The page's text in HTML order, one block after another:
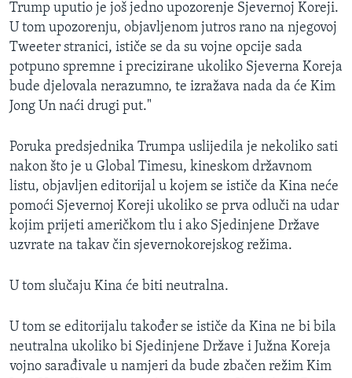
Trump uputio je još jedno upozorenje Sjevernoj Koreji.
U tom upozorenju, objavljenom jutros rano na njegovoj
Tweeter stranici, ističe se da su vojne opcije sada
potpuno spremne i precizirane ukoliko Sjeverna Koreja
bude djelovala nerazumno, te izražava nada da će Kim
Jong Un naći drugi put."
Poruka predsjednika Trumpa uslijedila je nekoliko sati
nakon što je u Global Timesu, kineskom državnom
listu, objavljen editorijal u kojem se ističe da Kina neće
pomoći Sjevernoj Koreji ukoliko se prva odluči na udar
kojim prijeti američkom tlu i ako Sjedinjene Države
uzvrate na takav čin sjevernokorejskog režima.
U tom slučaju Kina će biti neutralna.
U tom se editorijalu također se ističe da Kina ne bi bila
neutralna ukoliko bi Sjedinjene Države i Južna Koreja
vojno sarađivale u namjeri da bude zbačen režim Kim